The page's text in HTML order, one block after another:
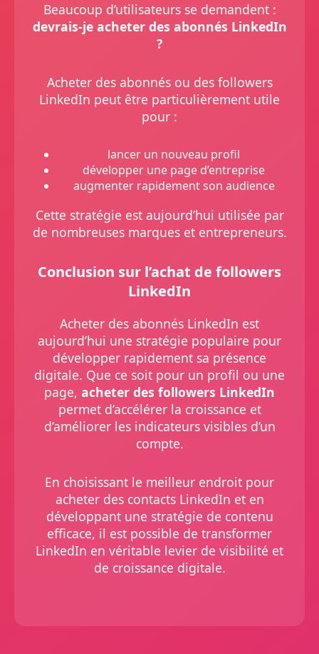
Beaucoup d’utilisateurs se demandent :
devrais-je acheter des abonnés LinkedIn
?
Acheter des abonnés ou des followers
LinkedIn peut être particulièrement utile
pour :
lancer un nouveau profil
développer une page d’entreprise
augmenter rapidement son audience
Cette stratégie est aujourd’hui utilisée par
de nombreuses marques et entrepreneurs.
Conclusion sur l’achat de followers
LinkedIn
Acheter des abonnés LinkedIn est
aujourd’hui une stratégie populaire pour
développer rapidement sa présence
digitale. Que ce soit pour un profil ou une
page, acheter des followers LinkedIn
permet d’accélérer la croissance et
d’améliorer les indicateurs visibles d’un
compte.
En choisissant le meilleur endroit pour
acheter des contacts LinkedIn et en
développant une stratégie de contenu
efficace, il est possible de transformer
LinkedIn en véritable levier de visibilité et
de croissance digitale.